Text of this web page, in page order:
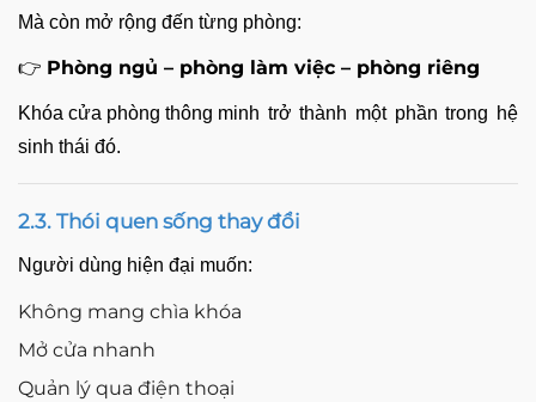
Mà còn mở rộng đến từng phòng:
👉 Phòng ngủ – phòng làm việc – phòng riêng
Khóa cửa phòng thông minh trở thành một phần trong hệ
sinh thái đó.
2.3. Thói quen sống thay đổi
Người dùng hiện đại muốn:
Không mang chìa khóa
Mở cửa nhanh
Quản lý qua điện thoại